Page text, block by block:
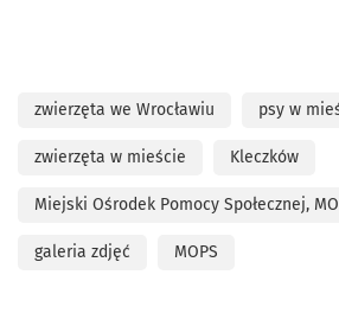
zwierzęta we Wrocławiu psy w
zwierzęta w mieście Kleczków
Miejski Ośrodek Pomocy Społecznej,
galeria zdjęć MOPS